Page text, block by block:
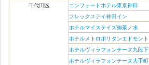
千代田区
コンフォートホテル東京神田
フレックステイ神田イン
ホテルマイステイズ御茶ノ水
ホテルメトロポリタンエドモント
ホテルヴィラフォンテーヌ九段下
ホテルヴィラフォンテーヌ大手町